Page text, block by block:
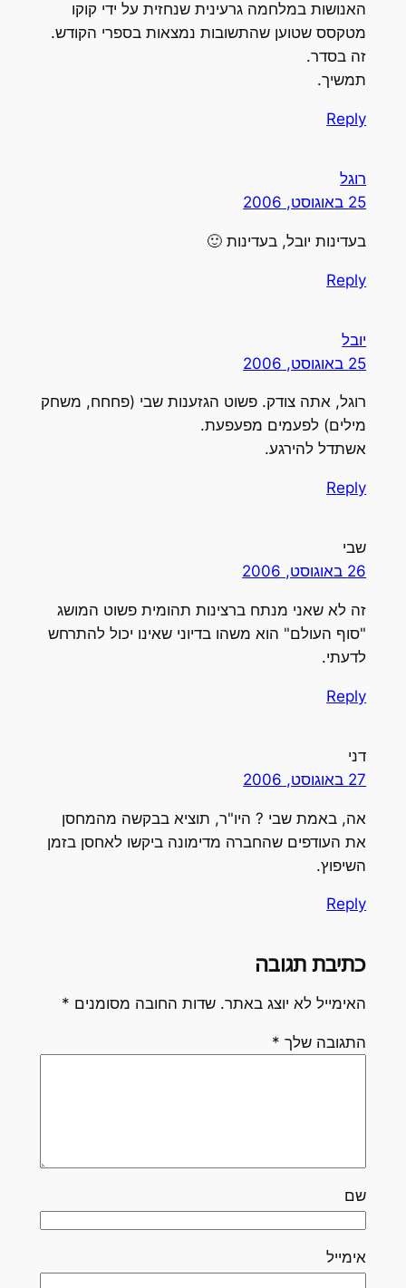
האנושות במלחמה גרעינית שנחזית על ידי קוקו
מטקסס שטוען שהתשובות נמצאות בספרי הקודש.
זה בסדר.
תמשיך.
Reply
רוגל
25 באוגוסט, 2006
בעדינות יובל, בעדינות 🙂
Reply
יובל
25 באוגוסט, 2006
רוגל, אתה צודק. פשוט הגזענות שבי (פחחח, משחק
מילים) לפעמים מפעפעת.
אשתדל להירגע.
Reply
שבי
26 באוגוסט, 2006
זה לא שאני מנתח ברצינות תהומית פשוט המושג
"סוף העולם" הוא משהו בדיוני שאינו יכול להתרחש
לדעתי.
Reply
דני
27 באוגוסט, 2006
אה, באמת שבי ? היו"ר, תוציא בבקשה מהמחסן
את העודפים שהחברה מדימונה ביקשו לאחסן בזמן
השיפוץ.
Reply
כתיבת תגובה
האימייל לא יוצג באתר. שדות החובה מסומנים *
התגובה שלך *
שם
אימייל